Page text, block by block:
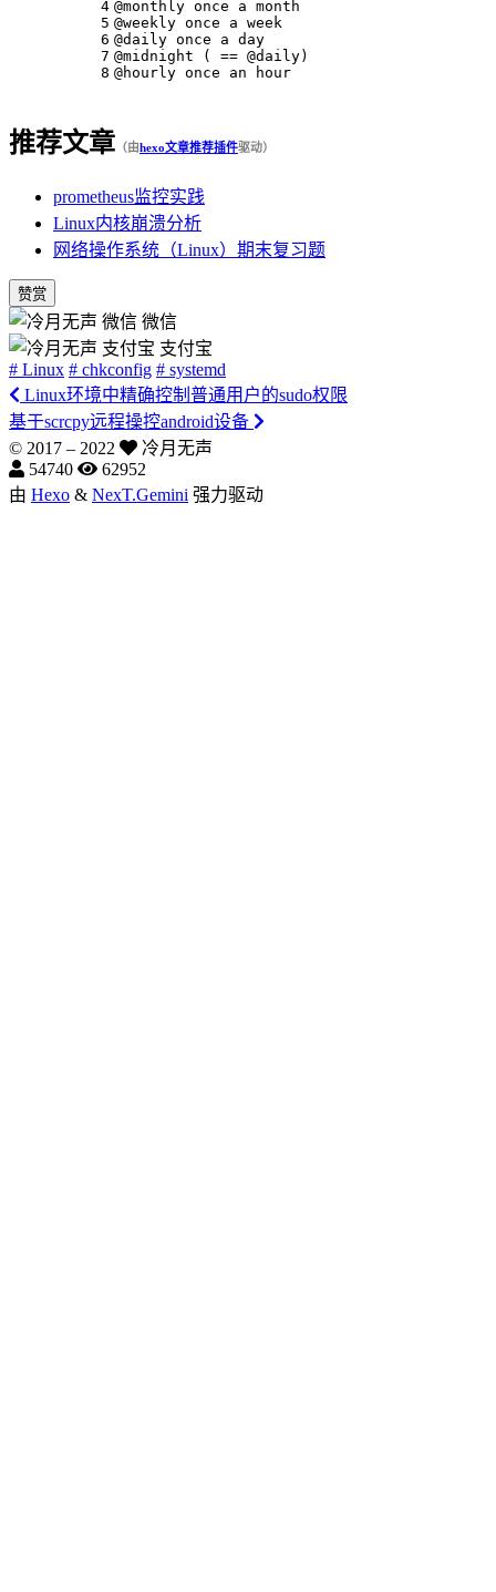
4
5
6
7
8
@monthly once a month
@weekly once a week
@daily once a day
@midnight ( == @daily)
@hourly once an hour
推荐文章 （由hexo文章推荐插件驱动）
prometheus监控实践
Linux内核崩溃分析
网络操作系统（Linux）期末复习题
赞赏
微信
支付宝
# Linux # chkconfig # systemd
Linux环境中精确控制普通用户的sudo权限
基于scrcpy远程操控android设备
© 2017 – 2022
冷月无声
54740
62952
由 Hexo & NexT.Gemini 强力驱动